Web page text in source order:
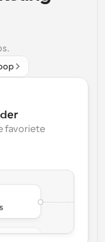
nieuws en updates
iets gebeurt
favoriete